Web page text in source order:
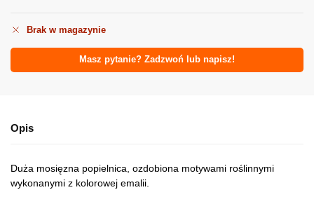
Brak w magazynie
Masz pytanie? Zadzwoń lub napisz!
Opis
Duża mosięzna popielnica, ozdobiona motywami roślinnymi
wykonanymi z kolorowej emalii.